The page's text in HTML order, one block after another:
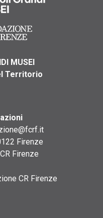
MUSEI
Territorio
Firenze
Firenze
CR Firenze